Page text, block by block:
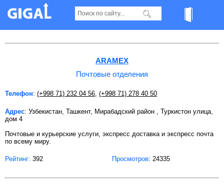
Почтовые отделения в Ташкенте
ARAMEX
Почтовые отделения
Телефон: (+998 71) 232 04 56 (+998 71) 278 40 50
Адрес: Узбекистан, Ташкент, Мирабадский район , Туркистон улица,
дом 4
Почтовые и курьерские услуги, экспресс доставка и экспресс почта
по всему миру.
Рейтинг: 392 Просмотров: 24335